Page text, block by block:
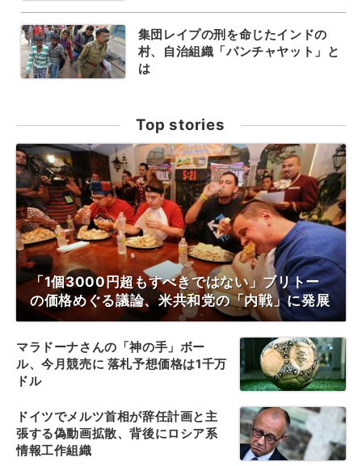
集団レイプの刑を命じたインドの
村、自治組織「パンチャヤット」と
は
Top stories
「1個3000円超もすべきではない」ブリトー
の価格めぐる議論、米共和党の「内戦」に発展
マラドーナさんの「神の手」ボー
ル、今月競売に 落札予想価格は1千万
ドル
ドイツでメルツ首相が辞任計画と主
張する偽動画拡散、背後にロシア系
情報工作組織